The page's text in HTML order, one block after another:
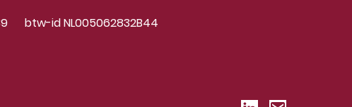
btw-id NL005062832B44